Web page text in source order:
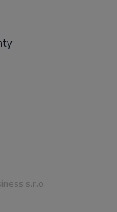
s.r.o.